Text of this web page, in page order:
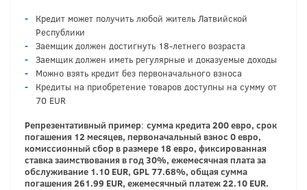
Кредит может получить любой житель Латвийской
Республики
Заемщик должен достигнуть 18-летнего возраста
Заемщик должен иметь регулярные и доказуемые доходы
Можно взять кредит без первоначального взноса
Кредиты на приобретение товаров доступны на сумму от
70 EUR
Репрезентативный пример: сумма кредита 200 евро, срок
погашения 12 месяцев, первоначальный взнос 0 евро,
комиссионный сбор в размере 18 евро, фиксированная
ставка заимствования в год 30%, ежемесячная плата за
обслуживание 1.10 EUR, GPL 77.68%, общая сумма
погашения 261.99 EUR, ежемесячный платеж 22.10 EUR.